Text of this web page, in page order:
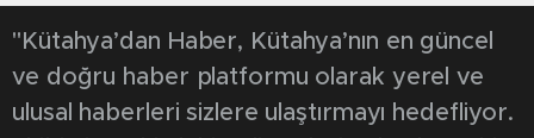
"Kütahya’dan Haber, Kütahya’nın en güncel
ve doğru haber platformu olarak yerel ve
ulusal haberleri sizlere ulaştırmayı hedefliyor.